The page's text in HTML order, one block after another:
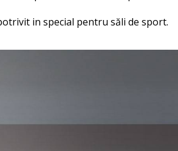
in special pentru săli de sport.